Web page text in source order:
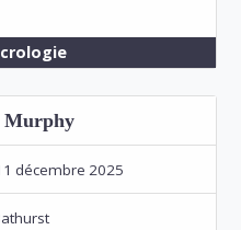
décembre 2025